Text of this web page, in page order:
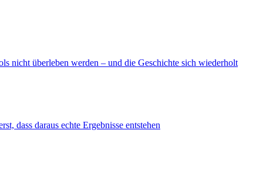
nicht überleben werden – und die Geschichte sich wiederholt
dass daraus echte Ergebnisse entstehen